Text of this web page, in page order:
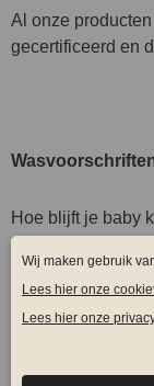
Al onze
gecertificeerd en
Hoe blijft je baby
kleding van
wassen. Liever
kleding krimp en
natuurlijk zonde.